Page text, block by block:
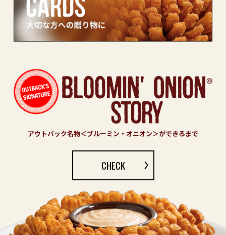
アウトバック名物＜ブルーミン・オニオン＞ができるまで
CHECK